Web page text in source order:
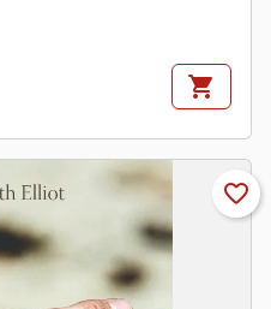
shopping_cart
favorite_border